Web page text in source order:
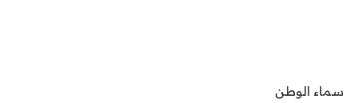
سماء الوطن